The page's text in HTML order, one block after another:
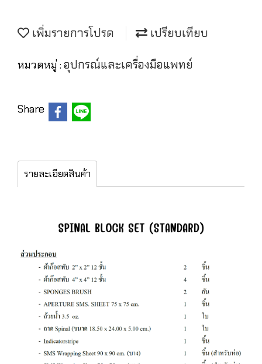
เพิ่มรายการโปรด เปรียบเทียบ
หมวดหมู่ : อุปกรณ์และเครื่องมือแพทย์
Share
รายละเอียดสินค้า